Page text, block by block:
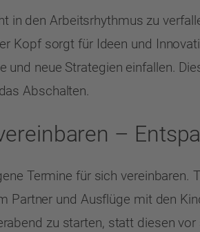
in den Arbeitsrhythmus zu
Kopf sorgt für Ideen und
und neue Strategien einfallen.
Abschalten.
–
Termine für sich vereinbaren.
Partner und Ausflüge mit den
zu starten, statt diesen vor